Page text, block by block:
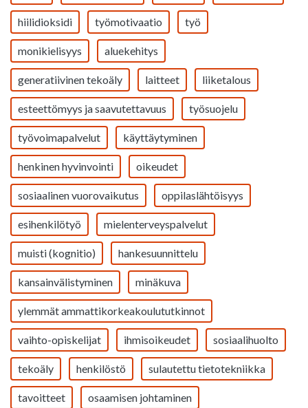
hiilidioksidi työmotivaatio työ
monikielisyys aluekehitys
generatiivinen tekoäly laitteet liiketalous
esteettömyys ja saavutettavuus työsuojelu
työvoimapalvelut käyttäytyminen
henkinen hyvinvointi oikeudet
sosiaalinen vuorovaikutus oppilaslähtöisyys
esihenkilötyö mielenterveyspalvelut
muisti (kognitio) hankesuunnittelu
kansainvälistyminen minäkuva
ylemmät ammattikorkeakoulututkinnot
vaihto-opiskelijat ihmisoikeudet sosiaalihuolto
tekoäly henkilöstö sulautettu tietotekniikka
tavoitteet osaamisen johtaminen